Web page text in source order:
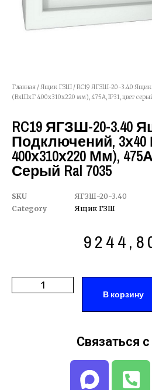
Главная /Ящик ГЗШ / RC19 ЯГЗШ-20-3.40
(ВхШхГ 400х310х220 мм), 475А, IP31, цвет
RC19 ЯГЗШ-20-3.40
Подключений,
400х310х220 Мм),
Серый Ral 7035
SKU
ЯГЗШ-20-3.40
Category
Ящик ГЗШ
В корзину
Связаться